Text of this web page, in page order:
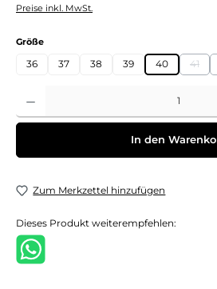
Preise inkl. MwSt.
Größeauswählen
36 37 38 39 40 41
In den
Zum Merkzettel hinzufügen
Dieses Produkt weiterempfehlen: